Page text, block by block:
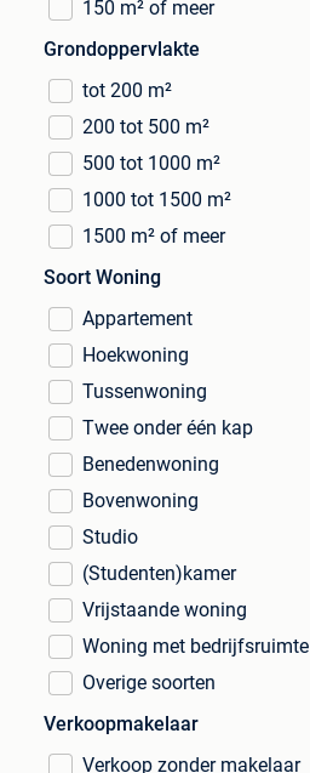
150 m² of meer
Grondoppervlakte
tot 200 m²
200 tot 500 m²
500 tot 1000 m²
1000 tot 1500 m²
1500 m² of meer
Soort Woning
Appartement
Hoekwoning
Tussenwoning
Twee onder één kap
Benedenwoning
Bovenwoning
Studio
(Studenten)kamer
Vrijstaande woning
Woning met bedrijfsruimte
Overige soorten
Verkoopmakelaar
Verkoop zonder makelaar